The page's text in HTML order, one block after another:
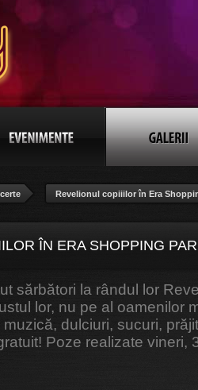
Revelionul copiiilor în Era
ÎN ERA SHOPPING
sărbători la rândul lor
lor, nu pe al oamenilor
dulciuri, sucuri,
Poze realizate vineri,